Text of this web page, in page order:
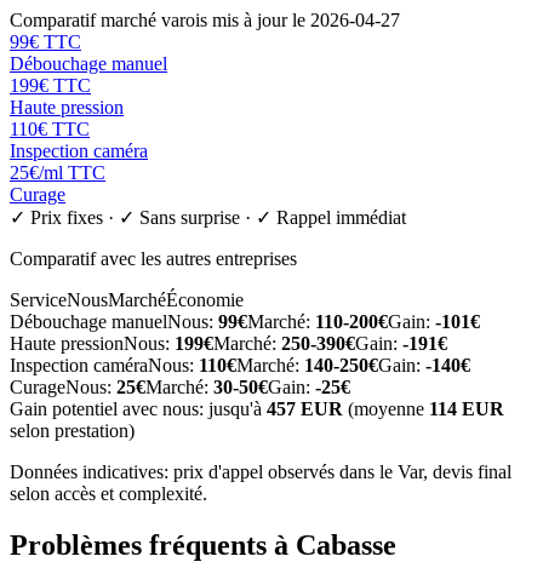
Comparatif marché varois mis à jour le 2026-04-27
99€ TTC
Débouchage manuel
199€ TTC
Haute pression
110€ TTC
Inspection caméra
25€/ml TTC
Curage
✓ Prix fixes · ✓ Sans surprise · ✓ Rappel immédiat
Comparatif avec les autres entreprises
ServiceNousMarchéÉconomie
Débouchage manuelNous: 99€Marché: 110-200€Gain: -101€
Haute pressionNous: 199€Marché: 250-390€Gain: -191€
Inspection caméraNous: 110€Marché: 140-250€Gain: -140€
CurageNous: 25€Marché: 30-50€Gain: -25€
Gain potentiel avec nous: jusqu'à 457 EUR (moyenne 114 EUR
selon prestation)
Données indicatives: prix d'appel observés dans le Var, devis final
selon accès et complexité.
Problèmes fréquents à Cabasse